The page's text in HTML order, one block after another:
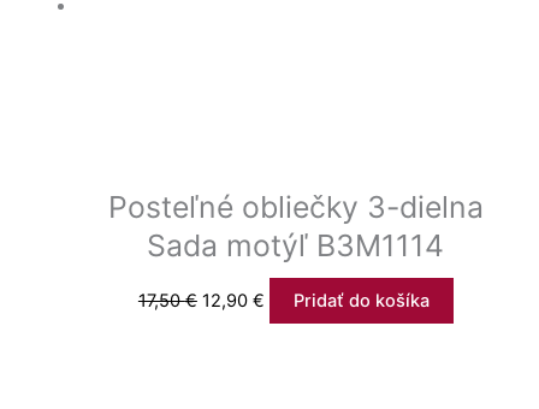
Posteľné obliečky 3-dielna
Sada motýľ B3M1114
17,50€ 12,90 € Pridať do košíka